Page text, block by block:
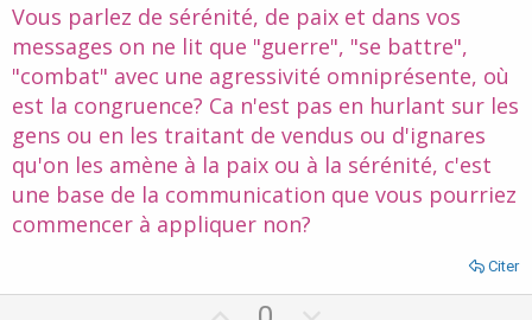
e
Vous parlez de sérénité, de paix et dans vos
messages on ne lit que "guerre", "se battre",
"combat" avec une agressivité omniprésente, où
est la congruence? Ca n'est pas en hurlant sur les
gens ou en les traitant de vendus ou d'ignares
qu'on les amène à la paix ou à la sérénité, c'est
une base de la communication que vous pourriez
commencer à appliquer non?
Citer